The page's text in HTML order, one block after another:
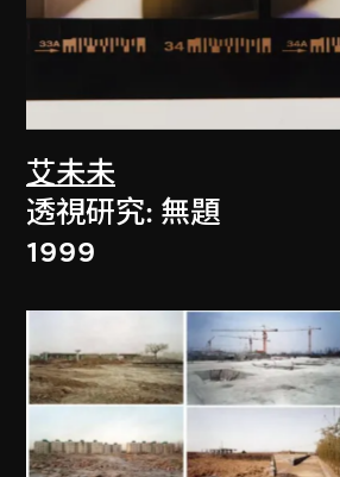
艾未未
透視研究: 無題
1999